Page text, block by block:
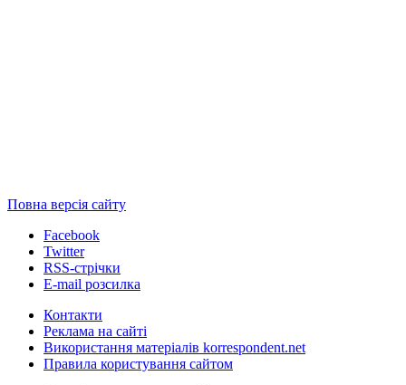
Повна версія сайту
Facebook
Twitter
RSS-стрічки
E-mail розсилка
Контакти
Реклама на сайті
Використання матеріалів korrespondent.net
Правила користування сайтом